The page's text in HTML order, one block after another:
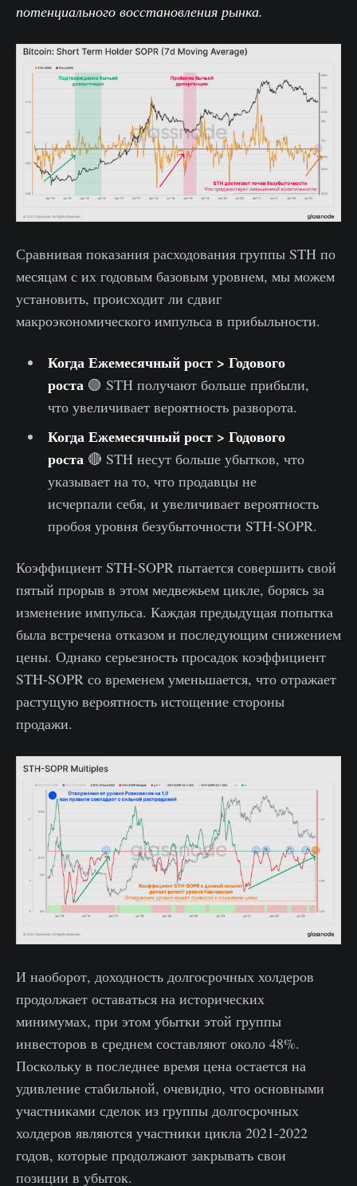
потенциального восстановления рынка.
Сравнивая показания расходования группы STH по
месяцам с их годовым базовым уровнем, мы можем
установить, происходит ли сдвиг
макроэкономического импульса в прибыльности.
Когда Ежемесячный рост > Годового
роста 🟢 STH получают больше прибыли,
что увеличивает вероятность разворота.
Когда Ежемесячный рост > Годового
роста 🔴 STH несут больше убытков, что
указывает на то, что продавцы не
исчерпали себя, и увеличивает вероятность
пробоя уровня безубыточности STH-SOPR.
Коэффициент STH-SOPR пытается совершить свой
пятый прорыв в этом медвежьем цикле, борясь за
изменение импульса. Каждая предыдущая попытка
была встречена отказом и последующим снижением
цены. Однако серьезность просадок коэффициент
STH-SOPR со временем уменьшается, что отражает
растущую вероятность истощение стороны
продажи.
И наоборот, доходность долгосрочных холдеров
продолжает оставаться на исторических
минимумах, при этом убытки этой группы
инвесторов в среднем составляют около 48%.
Поскольку в последнее время цена остается на
удивление стабильной, очевидно, что основными
участниками сделок из группы долгосрочных
холдеров являются участники цикла 2021-2022
годов, которые продолжают закрывать свои
позиции в убыток.